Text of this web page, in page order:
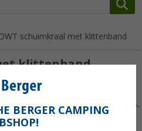
DWT schuimkraal met klittenband
klittenband
BERGER CAMPING